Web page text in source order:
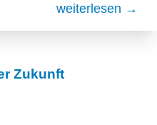
weiterlesen →
Zukunft